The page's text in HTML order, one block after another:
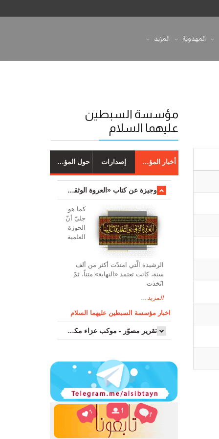
المهدوية المزيد
مؤسسة السبطين
عليهما السلام
أخبار المؤسسة إصدارات حول المؤسسة
وجیزة عن کتاب «العروة الوثقی والتعلیقات علیها»
کما هو
جليّ أنّ
الحوزة
العلمیة
الرشیدة الّتي امتدّت أكثر من ألف
سنة، كانت تعتمد «النهاية» متناً، ثمّ
اتّخذت
المزيد...
اخبار مؤسسة السبطين عليهما السلام
تقرير مصوّر - موكب عزاء مکتب سماحة اية الله السيد مرتضى الموسوي الاصفهاني في يوم إستشهاد السيدة فاطم...